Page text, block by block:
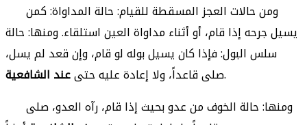
يسيل جرحه إذا قام، أو أثناء مداواة العين استلقاء. ومنها: حالة
سلس البول: فإذا كان يسيل بوله لو قام، وإن قعد لم يسل،
صلى قاعداً، ولا إعادة عليه حتىعند الشافعية
.